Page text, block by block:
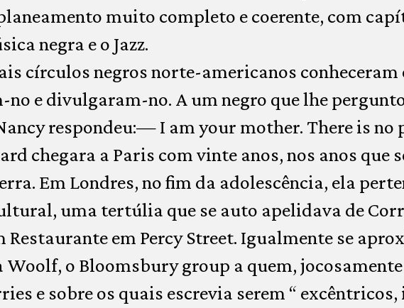
muito completo e coerente, com
negra e o Jazz.
círculos negros norte-americanos conheceram
e divulgaram-no. A um negro que lhe
respondeu:— I am your mother. There is no
chegara a Paris com vinte anos, nos anos que
Em Londres, no fim da adolescência, ela
uma tertúlia que se auto apelidava de
Restaurante em Percy Street. Igualmente se
o Bloomsbury group a quem,
e sobre os quais escrevia serem “